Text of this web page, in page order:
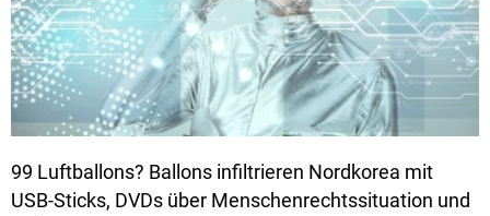
99 Luftballons? Ballons infiltrieren Nordkorea mit
USB-Sticks, DVDs über Menschenrechtssituation und